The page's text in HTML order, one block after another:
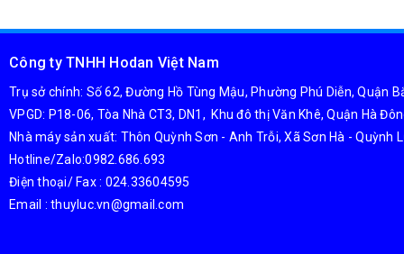
Công ty TNHH Hodan Việt Nam
Trụ sở chính: Số 62, Đường Hồ Tùng Mậu, Phường Phú Diễn, Quận
VPGD: P18-06, Tòa Nhà CT3, DN1, Khu đô thị Văn Khê, Quận Hà
Nhà máy sản xuất: Thôn Quỳnh Sơn - Anh Trỗi, Xã Sơn Hà - Quỳnh
Hotline/Zalo:0982.686.693
Điện thoại/ Fax : 024.33604595
Email : thuyluc.vn@gmail.com